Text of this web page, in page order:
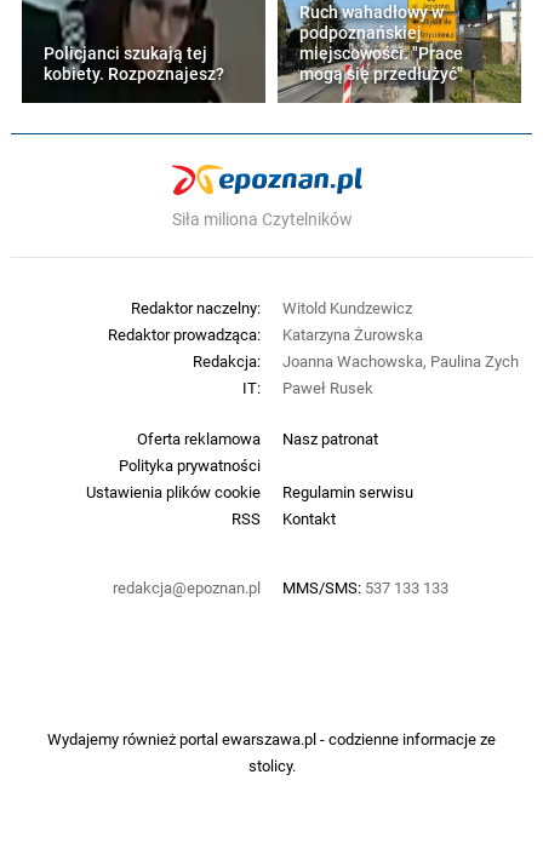
Policjanci szukają tej
kobiety. Rozpoznajesz?
Ruch wahadłowy w
podpoznańskiej
miejscowości. "Prace
mogą się przedłużyć"
Siła miliona Czytelników
Oferta reklamowa
Nasz patronat
Polityka prywatności
Ustawienia plików cookie
Regulamin serwisu
RSS
Kontakt
redakcja@epoznan.pl MMS/SMS: 537 133 133
Redaktor naczelny:
Witold Kundzewicz
Redaktor prowadząca:
Katarzyna Żurowska
Redakcja:
Joanna Wachowska, Paulina Zych
IT:
Paweł Rusek
Wydajemy również portalewarszawa.pl- codzienne informacje ze
stolicy.